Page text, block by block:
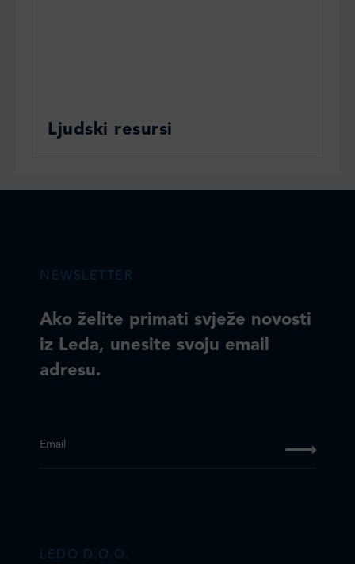
Ljudski resursi
NEWSLETTER
Ako želite primati svježe novosti
iz Leda, unesite svoju email
adresu.
Email
LEDO D.O.O.